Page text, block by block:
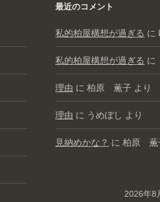
最近のコメント
私的柏屋構想が過ぎる に
私的柏屋構想が過ぎる に
理由 に 柏原 薫子 より
理由 に うめぼし より
見納めかな？ に 柏原 薫
2026年8